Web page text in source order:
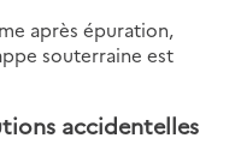
après épuration,
souterraine est
accidentelles